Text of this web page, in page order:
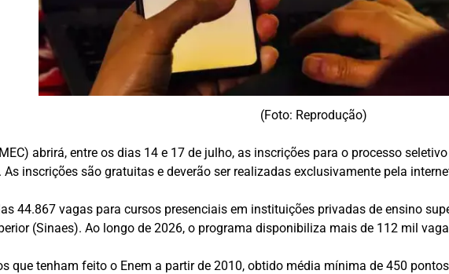
(Foto: Reprodução)
abrirá, entre os dias 14 e 17 de julho, as inscrições para o processo
inscrições são gratuitas e deverão ser realizadas exclusivamente pela
44.867 vagas para cursos presenciais em instituições privadas de ensino
(Sinaes). Ao longo de 2026, o programa disponibiliza mais de 112 mil
que tenham feito o Enem a partir de 2010, obtido média mínima de 450